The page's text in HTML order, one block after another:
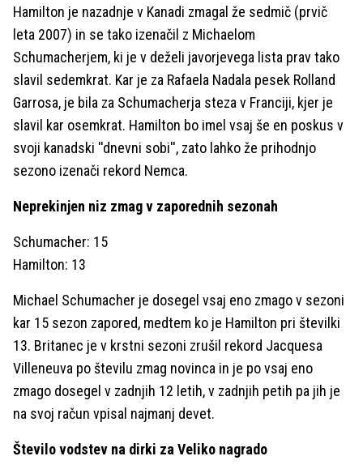
Hamilton je nazadnje v Kanadi zmagal že sedmič (prvič
leta 2007) in se tako izenačil z Michaelom
Schumacherjem, ki je v deželi javorjevega lista prav tako
slavil sedemkrat. Kar je za Rafaela Nadala pesek Rolland
Garrosa, je bila za Schumacherja steza v Franciji, kjer je
slavil kar osemkrat. Hamilton bo imel vsaj še en poskus v
svoji kanadski ''dnevni sobi'', zato lahko že prihodnjo
sezono izenači rekord Nemca.
Neprekinjen niz zmag v zaporednih sezonah
Schumacher: 15
Hamilton: 13
Michael Schumacher je dosegel vsaj eno zmago v sezoni
kar 15 sezon zapored, medtem ko je Hamilton pri številki
13. Britanec je v krstni sezoni zrušil rekord Jacquesa
Villeneuva po številu zmag novinca in je po vsaj eno
zmago dosegel v zadnjih 12 letih, v zadnjih petih pa jih je
na svoj račun vpisal najmanj devet.
Število vodstev na dirki za Veliko nagrado